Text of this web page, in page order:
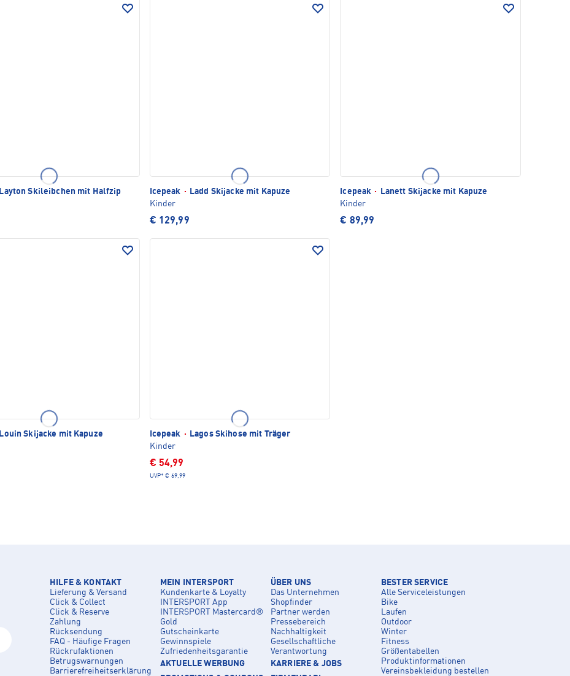
Layton Skileibchen mit Halfzip
Icepeak ·
Ladd Skijacke mit Kapuze
Kinder
€ 129,99
Icepeak ·
Lanett Skijacke mit Kapuze
Kinder
€ 89,99
Louin Skijacke mit Kapuze
Icepeak ·
Lagos Skihose mit Träger
Kinder
€ 54,99
UVP* € 69,99
HILFE & KONTAKT
Lieferung & Versand
Click & Collect
Click & Reserve
Zahlung
Rücksendung
FAQ - Häufige Fragen
Rückrufaktionen
Betrugswarnungen
Barrierefreiheitserklärung
MEIN INTERSPORT
Kundenkarte & Loyalty
INTERSPORT App
INTERSPORT Mastercard®
Gold
Gutscheinkarte
Gewinnspiele
Zufriedenheitsgarantie
AKTUELLE WERBUNG
ÜBER UNS
Das Unternehmen
Shopfinder
Partner werden
Pressebereich
Nachhaltigkeit
Gesellschaftliche
Verantwortung
KARRIERE & JOBS
BESTER SERVICE
Alle Serviceleistungen
Bike
Laufen
Outdoor
Winter
Fitness
Größentabellen
Produktinformationen
Vereinsbekleidung bestellen